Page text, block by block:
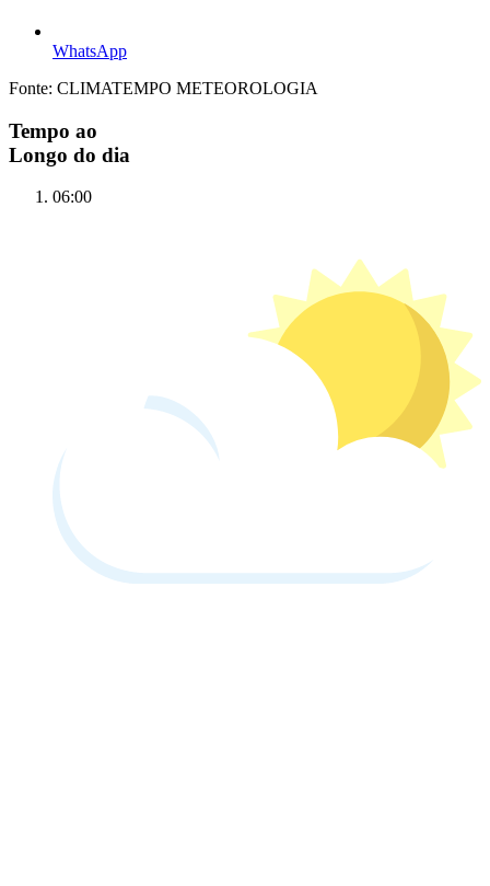
WhatsApp
Fonte: CLIMATEMPO METEOROLOGIA
Tempo ao
Longo do dia
06:00